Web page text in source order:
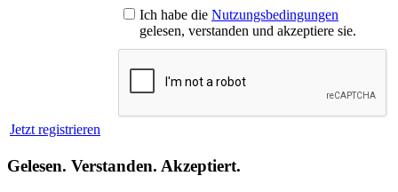
Ich habe die Nutzungsbedingungen
gelesen, verstanden und akzeptiere sie.
Jetzt registrieren
Gelesen. Verstanden. Akzeptiert.